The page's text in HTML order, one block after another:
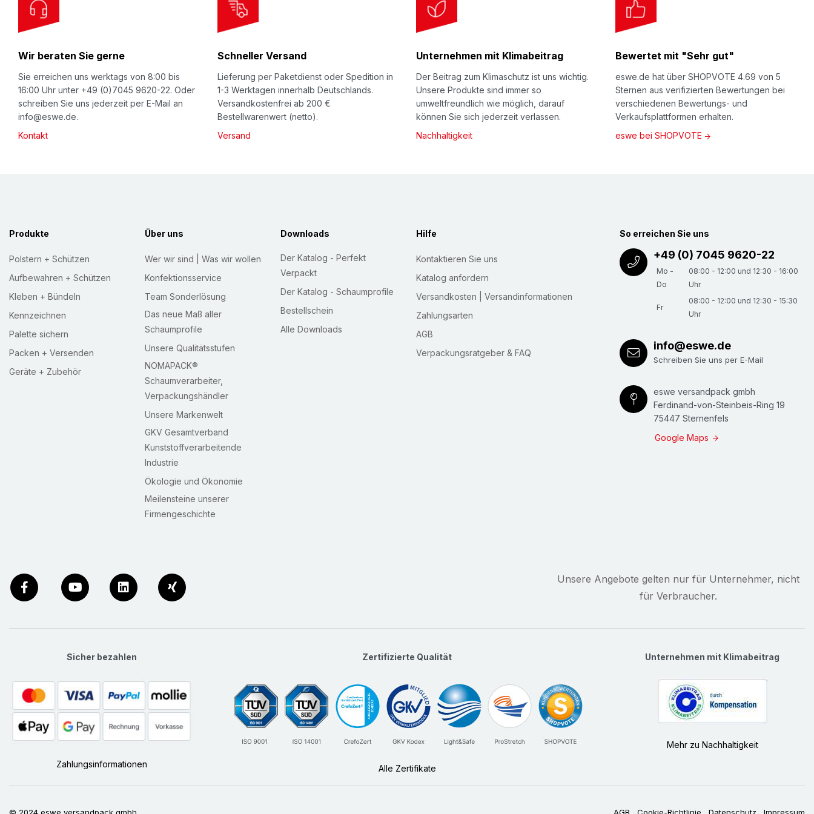
e
w
s
Wir beraten Sie gerne
Sie erreichen uns werktags von 8:00 bis
16:00 Uhr unter +49 (0)7045 9620-22. Oder
schreiben Sie uns jederzeit per E-Mail an
info@eswe.de.
Kontakt
Schneller Versand
Lieferung per Paketdienst oder Spedition in
1-3 Werktagen innerhalb Deutschlands.
Versandkostenfrei ab 200 €
Bestellwarenwert (netto).
Versand
Unternehmen mit Klimabeitrag
Der Beitrag zum Klimaschutz ist uns wichtig.
Unsere Produkte sind immer so
umweltfreundlich wie möglich, darauf
können Sie sich jederzeit verlassen.
Nachhaltigkeit
Bewertet mit "Sehr gut"
eswe.de hat über SHOPVOTE 4.69 von 5
Sternen aus verifizierten Bewertungen bei
verschiedenen Bewertungs- und
Verkaufsplattformen erhalten.
eswe bei SHOPVOTE
Produkte
Polstern + Schützen
Aufbewahren + Schützen
Kleben + Bündeln
Kennzeichnen
Palette sichern
Packen + Versenden
Geräte + Zubehör
Über uns
Wer wir sind | Was wir wollen
Konfektionsservice
Team Sonderlösung
Das neue Maß aller
Schaumprofile
Unsere Qualitätsstufen
NOMAPACK®
Schaumverarbeiter,
Verpackungshändler
Unsere Markenwelt
GKV Gesamtverband
Kunststoffverarbeitende
Industrie
Ökologie und Ökonomie
Meilensteine unserer
Firmengeschichte
Downloads
Der Katalog - Perfekt
Verpackt
Der Katalog - Schaumprofile
Bestellschein
Alle Downloads
Hilfe
Kontaktieren Sie uns
Katalog anfordern
Versandkosten | Versandinformationen
Zahlungsarten
AGB
Verpackungsratgeber & FAQ
So erreichen Sie uns
+49 (0) 7045 9620-22
Mo -
Do
08:00 - 12:00 und 12:30 - 16:00
Uhr
Fr
08:00 - 12:00 und 12:30 - 15:30
Uhr
info@eswe.de
Schreiben Sie uns per E-Mail
eswe versandpack gmbh
Ferdinand-von-Steinbeis-Ring 19
75447 Sternenfels
Google Maps
Unsere Angebote gelten nur für Unternehmer, nicht
für Verbraucher.
Sicher bezahlen
Zahlungsinformationen
Zertifizierte Qualität
Alle Zertifikate
Unternehmen mit Klimabeitrag
Mehr zu Nachhaltigkeit